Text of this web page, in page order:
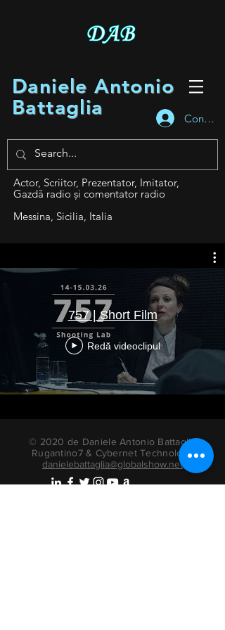
Daniele Antonio
Battaglia
Actor, Scriitor, Prezentator, Imitator,
Gazdă radio și comentator radio
Messina, Sicilia, Italia
757 | Short Film
Redă videoclipul
© 2020 de Daniele Antonio Battaglia
Rugantino7 & Cybernet Technology
danielebattaglia@globalshow.net